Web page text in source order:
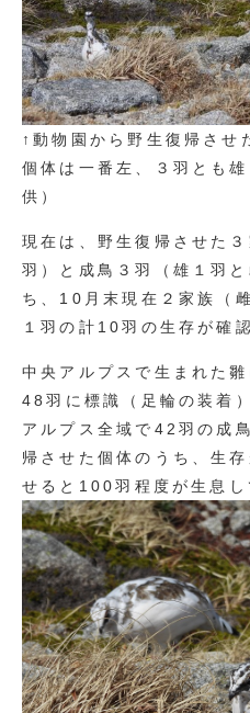
↑動物園から野生復帰させ
個体は一番左、３羽とも
供）
現在は、野生復帰させた
羽）と成鳥３羽（雄１羽
ち、10月末現在２家族（
１羽の計10羽の生存が確
中央アルプスで生まれた
48羽に標識（足輪の装着
アルプス全域で42羽の成
帰させた個体のうち、生
せると100羽程度が生息し